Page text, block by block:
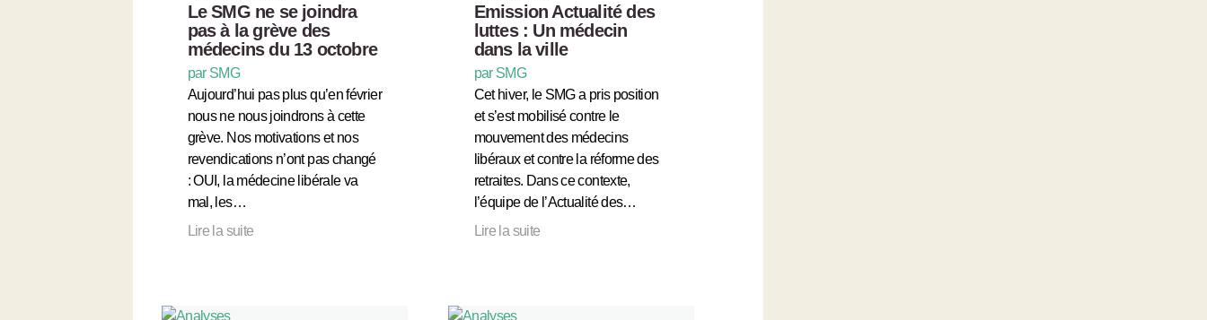
Le SMG ne se joindra
pas à la grève des
médecins du 13 octobre
par SMG
Aujourd’hui pas plus qu’en février
nous ne nous joindrons à cette
grève. Nos motivations et nos
revendications n’ont pas changé
: OUI, la médecine libérale va
mal, les…
Lire la suite
Emission Actualité des
luttes : Un médecin
dans la ville
par SMG
Cet hiver, le SMG a pris position
et s’est mobilisé contre le
mouvement des médecins
libéraux et contre la réforme des
retraites. Dans ce contexte,
l’équipe de l’Actualité des…
Lire la suite